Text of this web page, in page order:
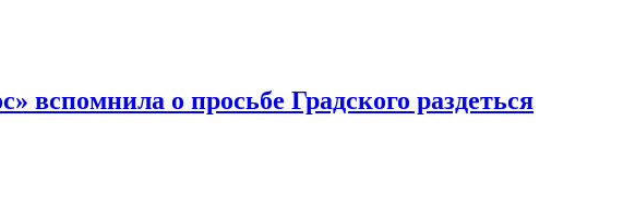
вспомнила о просьбе Градского раздеться